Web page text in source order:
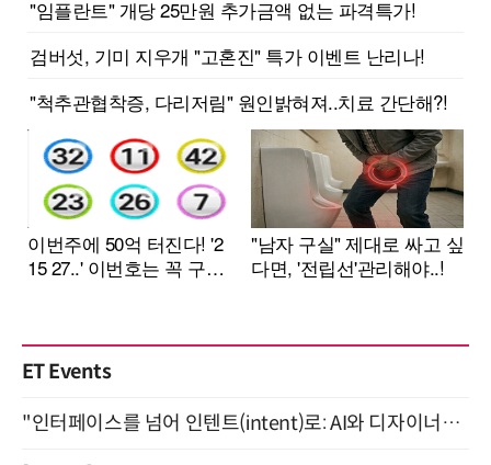
ET Events
"인터페이스를 넘어 인텐트(intent)로: AI와 디자이너가 함께 만드는 공존의 UX" 강남역 (9/2)